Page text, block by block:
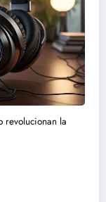
revolucionan la